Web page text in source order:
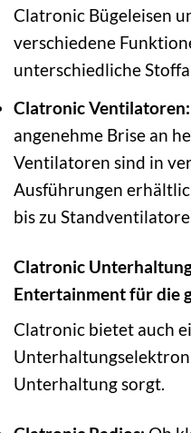
Clatronic Bügeleisen
verschiedene
unterschiedliche
Clatronic Ventilatoren:
angenehme Brise an
Ventilatoren sind in
Ausführungen
bis zu
Clatronic
Entertainment für die
Clatronic bietet auch
Unterhaltung sorgt.